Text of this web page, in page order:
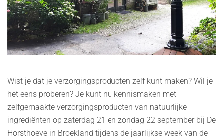
Wist je dat je verzorgingsproducten zelf kunt maken? Wil je
het eens proberen? Je kunt nu kennismaken met
zelfgemaakte verzorgingsproducten van natuurlijke
ingrediënten op zaterdag 21 en zondag 22 september bij De
Horsthoeve in Broekland tijdens de jaarlijkse week van de